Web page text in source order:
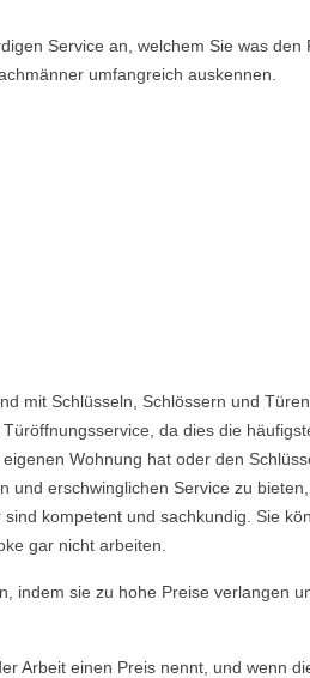
Service an, welchem Sie was
umfangreich auskennen.
mit Schlüsseln, Schlössern und
da dies die
Wohnung hat oder den
erschwinglichen Service zu
kompetent und sachkundig. Sie
gar nicht arbeiten.
indem sie zu hohe Preise verlangen
Arbeit einen Preis nennt, und wenn